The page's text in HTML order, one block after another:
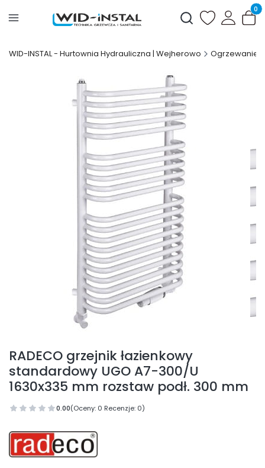
Otwórz
WID-INSTAL - Hurtownia Hydrauliczna | Wejherowo Ogrzewanie
RADECO grzejnik łazienkowy
standardowy UGO A7-300/U
1630x335 mm rozstaw podł. 300 mm
0.00(Oceny: 0 Recenzje: 0)